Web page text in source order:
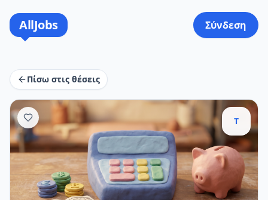
AllJobs Σύνδεση
Πίσω στις θέσεις
T